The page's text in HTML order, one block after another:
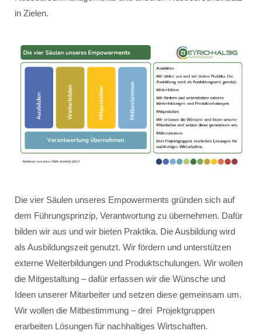
in Zielen.
Die vier Säulen unseres Empowerments gründen sich auf
dem Führungsprinzip, Verantwortung zu übernehmen. Dafür
bilden wir aus und wir bieten Praktika. Die Ausbildung wird
als Ausbildungszeit genutzt. Wir fördern und unterstützen
externe Weiterbildungen und Produktschulungen. Wir wollen
die Mitgestaltung – dafür erfassen wir die Wünsche und
Ideen unserer Mitarbeiter und setzen diese gemeinsam um.
Wir wollen die Mitbestimmung – drei Projektgruppen
erarbeiten Lösungen für nachhaltiges Wirtschaften.